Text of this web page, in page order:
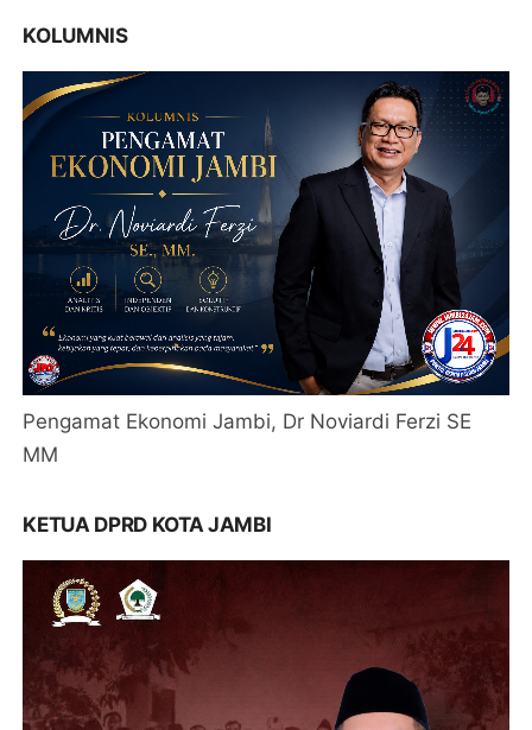
KOLUMNIS
Pengamat Ekonomi Jambi, Dr Noviardi Ferzi SE
MM
KETUA DPRD KOTA JAMBI